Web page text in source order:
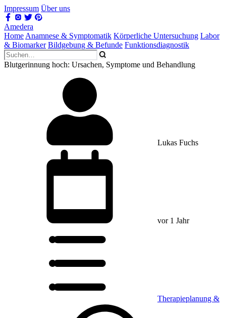
Impressum Über uns
Amedera
Home Anamnese & Symptomatik Körperliche Untersuchung Labor
& Biomarker Bildgebung & Befunde Funktionsdiagnostik
Blutgerinnung hoch: Ursachen, Symptome und Behandlung
Lukas Fuchs
vor 1 Jahr
Therapieplanung &